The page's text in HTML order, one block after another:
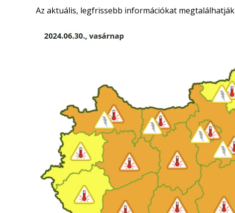
Az aktuális, legfrissebb információkat megtalálhatják